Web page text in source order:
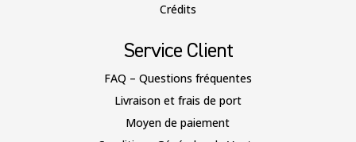
Crédits
Service Client
FAQ – Questions fréquentes
Livraison et frais de port
Moyen de paiement